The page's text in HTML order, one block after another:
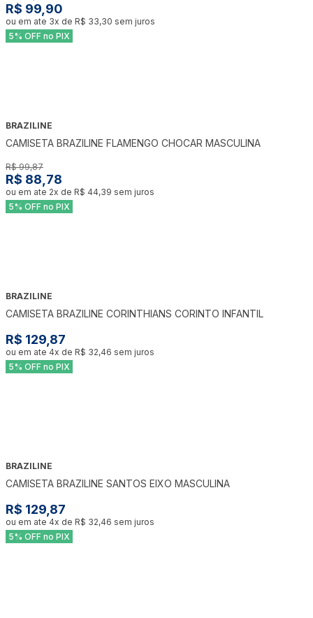
R$ 99,90
ou em ate 3x de R$ 33,30 sem juros
5% OFF no PIX
BRAZILINE
CAMISETA BRAZILINE FLAMENGO CHOCAR MASCULINA
R$ 99,87
R$ 88,78
ou em ate 2x de R$ 44,39 sem juros
5% OFF no PIX
BRAZILINE
CAMISETA BRAZILINE CORINTHIANS CORINTO INFANTIL
R$ 129,87
ou em ate 4x de R$ 32,46 sem juros
5% OFF no PIX
BRAZILINE
CAMISETA BRAZILINE SANTOS EIXO MASCULINA
R$ 129,87
ou em ate 4x de R$ 32,46 sem juros
5% OFF no PIX